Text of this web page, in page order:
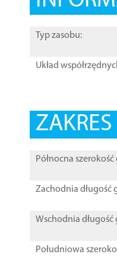
Typ zasobu:
Układ
Północna
Zachodnia długość
Wschodnia długość
Południowa